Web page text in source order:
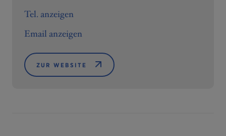
Tel. anzeigen
Email anzeigen
ZUR WEBSITE